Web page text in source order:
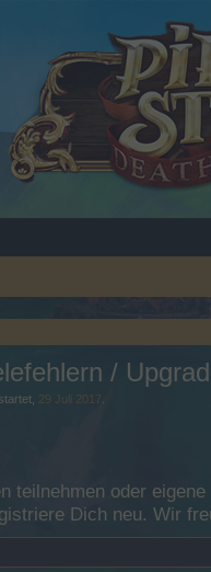
/
29 Juli 2017
teilnehmen oder
Dich neu. Wir